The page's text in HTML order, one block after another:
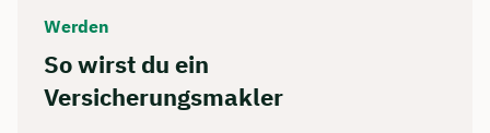
Werden
So wirst du ein
Versicherungsmakler